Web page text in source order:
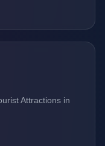
Attractions in